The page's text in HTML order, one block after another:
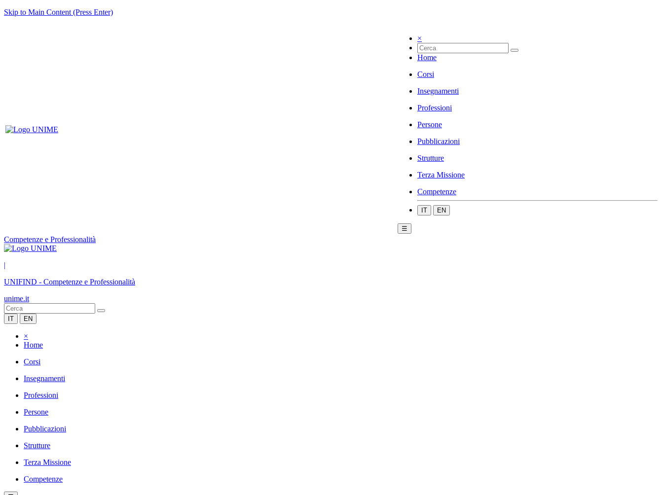
Skip to Main Content (Press Enter)
×
Home
Corsi
Insegnamenti
Professioni
Persone
Pubblicazioni
Strutture
Terza Missione
Competenze
IT EN
☰
Competenze e Professionalità
|
UNIFIND - Competenze e Professionalità
unime.it
IT EN
×
Home
Corsi
Insegnamenti
Professioni
Persone
Pubblicazioni
Strutture
Terza Missione
Competenze